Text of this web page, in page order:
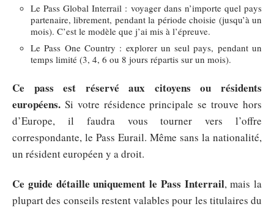
Le Pass Global Interrail : voyager dans n’importe quel pays
partenaire, librement, pendant la période choisie (jusqu’à un
mois). C’est le modèle que j’ai mis à l’épreuve.
Le Pass One Country : explorer un seul pays, pendant un
temps limité (3, 4, 6 ou 8 jours répartis sur un mois).
Ce pass est réservé aux citoyens ou résidents
européens. Si votre résidence principale se trouve hors
d’Europe, il faudra vous tourner vers l’offre
correspondante, le Pass Eurail. Même sans la nationalité,
un résident européen y a droit.
Ce guide détaille uniquement le Pass Interrail, mais la
plupart des conseils restent valables pour les titulaires du